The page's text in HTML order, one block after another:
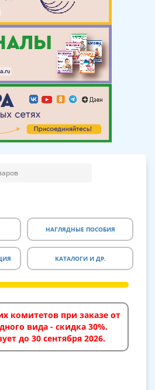
НАГЛЯДНЫЕ ПОСОБИЯ
КАТАЛОГИ И ДР.
комитетов при заказе от
вида - скидка 30%.
до 30 сентября 2026.